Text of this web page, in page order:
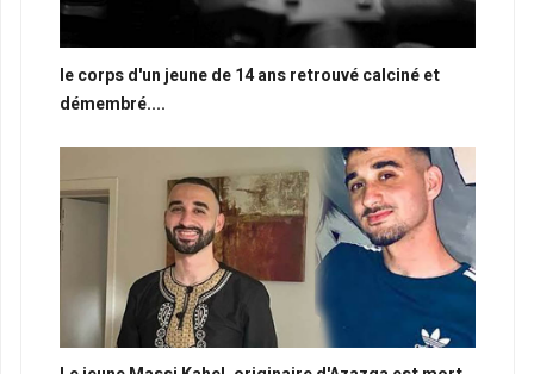
le corps d'un jeune de 14 ans retrouvé calciné et
démembré....